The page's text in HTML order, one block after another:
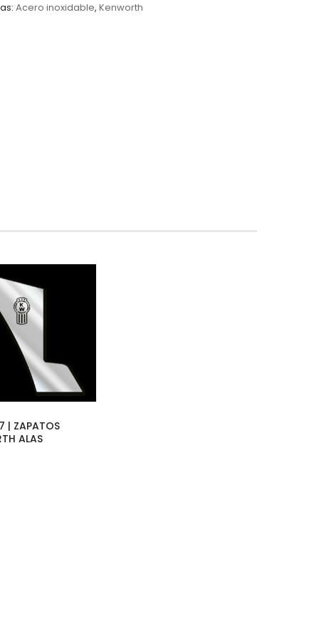
Acero inoxidable, Kenworth
| ZAPATOS
ALAS